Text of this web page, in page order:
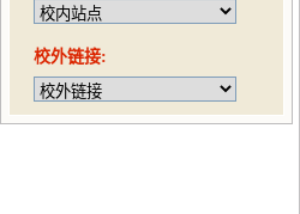
校外链接: